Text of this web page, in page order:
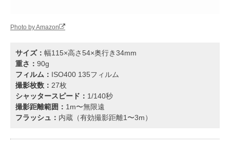
Photo by Amazon
サイズ： 幅115×高さ54×奥行き34mm
重さ： 90g
フィルム： ISO400 135フィルム
撮影枚数： 27枚
シャッタースピード： 1/140秒
撮影距離範囲： 1m〜無限遠
フラッシュ： 内蔵（有効撮影距離1〜3m）